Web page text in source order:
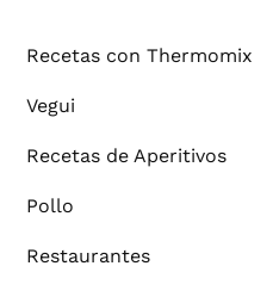
Recetas con Thermomix
Vegui
Recetas de Aperitivos
Pollo
Restaurantes